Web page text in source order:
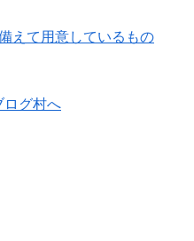
えて用意しているもの